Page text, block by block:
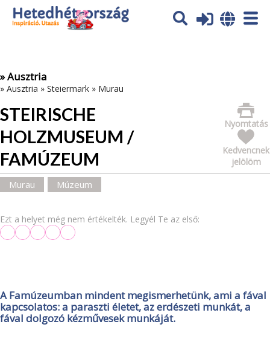
Az oldal sütiket (cookies) használ. További tájékoztatás itt:
Adatvédelmi tájékoztató
» Ausztria
» Ausztria » Steiermark » Murau
STEIRISCHE
HOLZMUSEUM /
FAMÚZEUM
Nyomtatás
Kedvencnek
jelölöm
Murau Múzeum
Ezt a helyet még nem értékelték. Legyél Te az első:
A Famúzeumban mindent megismerhetünk, ami a fával
kapcsolatos: a paraszti életet, az erdészeti munkát, a
fával dolgozó kézművesek munkáját.